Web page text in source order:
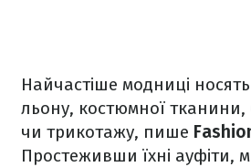
Найчастіше модниці
льону, костюмної тканини,
чи трикотажу, пише
Простеживши їхні ауфіти,